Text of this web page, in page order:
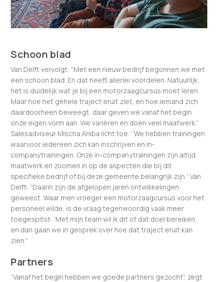
Schoon blad
Van Delft vervolgt: “Met een nieuw bedrijf begonnen we met
een schoon blad. En dat heeft allerlei voordelen. Natuurlijk,
het is duidelijk wat je bij een motorzaagcursus moet leren.
Maar hoe het gehele traject eruit ziet, en hoe iemand zich
daardoorheen beweegt, daar geven we vanaf het begin
onze eigen vorm aan. We variëren en doen veel maatwerk.”
Salesadviseur Mischa Aniba licht toe: “We hebben trainingen
waarvoor iedereen zich kan inschrijven en in-
companytrainingen. Onze in-companytrainingen zijn altijd
maatwerk en zoomen in op de aspecten die bij dit
specifieke bedrijf of bij deze gemeente belangrijk zijn.” Van
Delft: “Daarin zijn de afgelopen jaren ontwikkelingen
geweest. Waar men vroeger een motorzaagcursus voor het
personeel wilde, is de vraag tegenwoordig vaak meer
toegespitst: ‘Met mijn team wil ik dit of dat doel bereiken’,
en dan gaan we in gesprek over hoe dat traject eruit kan
zien.”
Partners
“Vanaf het begin hebben we goede partners gezocht”, zegt